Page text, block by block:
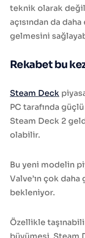
teknik olarak
açısından da
gelmesini
Rekabet bu
Steam Deck
PC tarafında
Steam Deck 2
olabilir.
Bu yeni modelin
Valve’ın çok
bekleniyor.
Özellikle